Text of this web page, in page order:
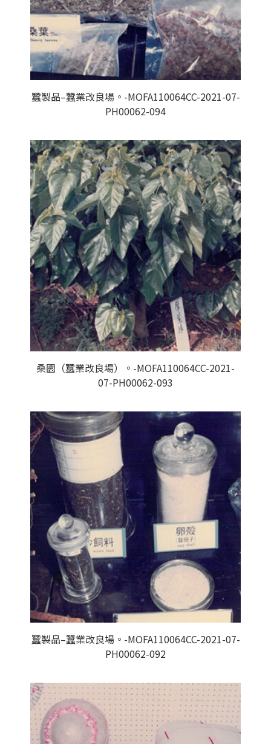
蠶製品–蠶業改良場。-MOFA110064CC-2021-07-
PH00062-094
桑園（蠶業改良場）。-MOFA110064CC-2021-
07-PH00062-093
蠶製品–蠶業改良場。-MOFA110064CC-2021-07-
PH00062-092